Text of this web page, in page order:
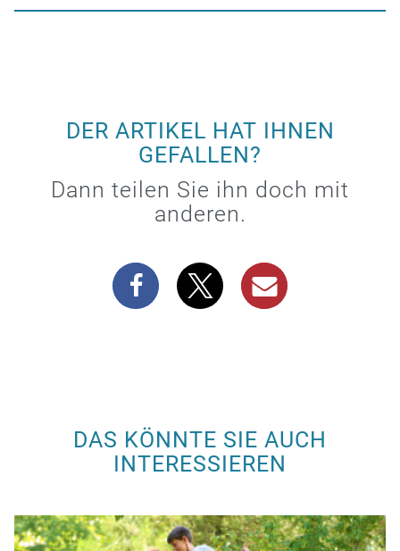
DER ARTIKEL HAT IHNEN
GEFALLEN?
Dann teilen Sie ihn doch mit
anderen.
DAS KÖNNTE SIE AUCH
INTERESSIEREN